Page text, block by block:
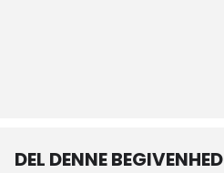
DEL DENNE BEGIVENHED